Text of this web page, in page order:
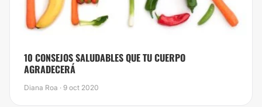
10 CONSEJOS SALUDABLES QUE TU CUERPO
AGRADECERÁ
Diana Roa · 9 oct 2020